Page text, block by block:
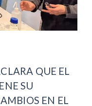
QUE EL
SU
EN EL